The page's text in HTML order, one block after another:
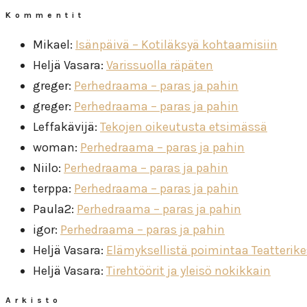
Kommentit
Mikael: Isänpäivä – Kotiläksyä kohtaamisiin
Heljä Vasara: Varissuolla räpäten
greger: Perhedraama – paras ja pahin
greger: Perhedraama – paras ja pahin
Leffakävijä: Tekojen oikeutusta etsimässä
woman: Perhedraama – paras ja pahin
Niilo: Perhedraama – paras ja pahin
terppa: Perhedraama – paras ja pahin
Paula2: Perhedraama – paras ja pahin
igor: Perhedraama – paras ja pahin
Heljä Vasara: Elämyksellistä poimintaa
Heljä Vasara: Tirehtöörit ja yleisö nokikkain
Arkisto